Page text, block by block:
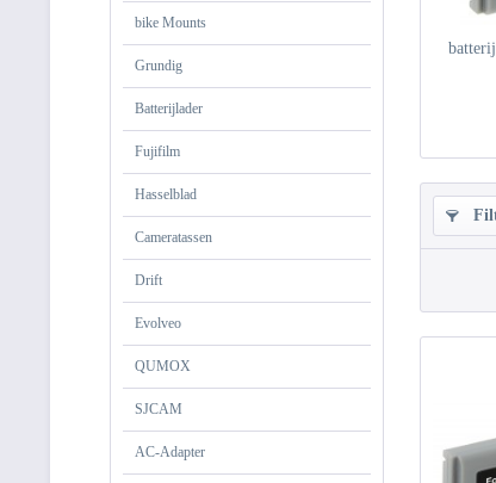
bike Mounts
Grundig
Batterijlader
Fujifilm
Hasselblad
Cameratassen
Drift
Evolveo
QUMOX
SJCAM
AC-Adapter